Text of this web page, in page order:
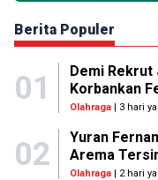
Berita Populer
01
Demi Rekrut
Korbankan
Olahraga| 3 hari
02
Yuran
Arema
Olahraga| 2 hari